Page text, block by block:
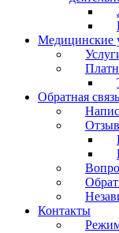
Медицинские
Обратная связь
Контакты